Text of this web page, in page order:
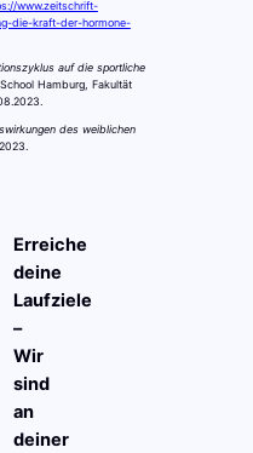
www.zeitschrift-
die-kraft-der-hormone-
auf die sportliche
Hamburg, Fakultät
des weiblichen
Erreiche
deine
Laufziele
–
Wir
sind
an
deiner